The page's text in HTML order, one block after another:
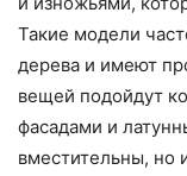
Такие модели
дерева и имеют
вещей подойдут
фасадами и
вместительны, но